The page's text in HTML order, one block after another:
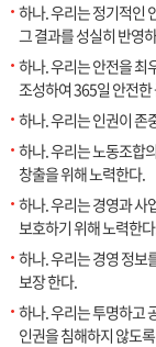
하나. 우리는 정기적인
그 결과를 성실히 반영
하나. 우리는 안전을 최
조성하여 365일 안전
하나. 우리는 인권이 존
하나. 우리는 노동조합
창출을 위해 노력한다.
하나. 우리는 경영과 사
보호하기 위해 노력한
하나. 우리는 경영 정보
보장 한다.
하나. 우리는 투명하고
인권을 침해하지 않도